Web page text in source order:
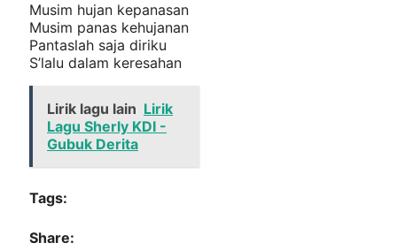
Musim hujan kepanasan
Musim panas kehujanan
Pantaslah saja diriku
S’lalu dalam keresahan
Lirik lagu lain Lirik
Lagu Sherly KDI -
Gubuk Derita
Tags:
Share: